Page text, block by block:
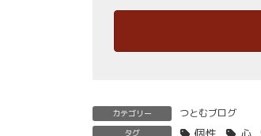
カテゴリー つとむブログ
タグ 個性 心